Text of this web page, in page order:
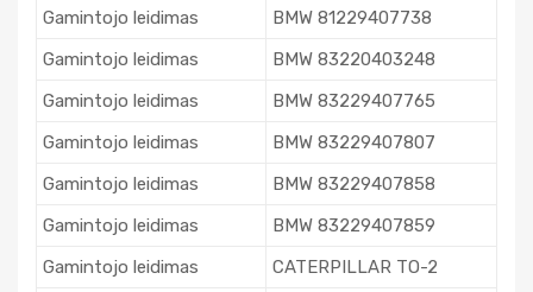
Gamintojo leidimas
BMW 81229407738
Gamintojo leidimas
BMW 83220403248
Gamintojo leidimas
BMW 83229407765
Gamintojo leidimas
BMW 83229407807
Gamintojo leidimas
BMW 83229407858
Gamintojo leidimas
BMW 83229407859
Gamintojo leidimas
CATERPILLAR TO-2